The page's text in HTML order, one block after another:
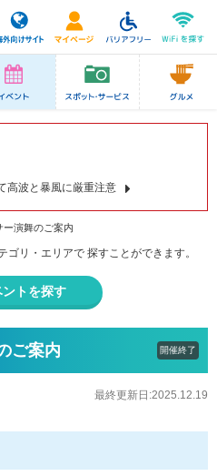
高波と暴風に厳重注意
ー演舞のご案内
ゴリ・エリアで 探すことができます。
ントを探す
ご案内 開催終了
最終更新日:2025.12.19